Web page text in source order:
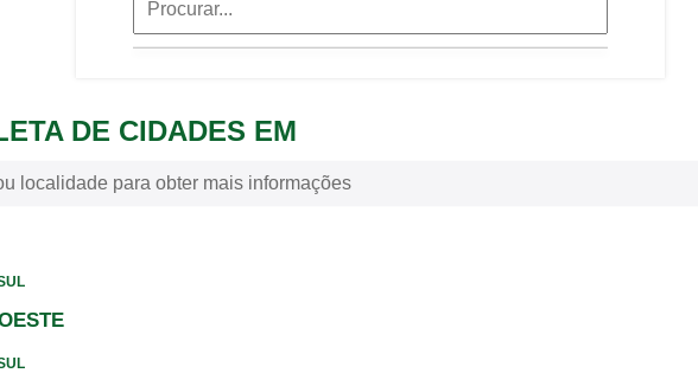
DE CIDADES EM
localidade para obter mais informações